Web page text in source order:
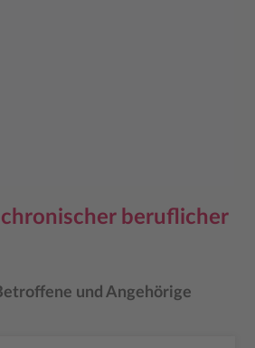
beruflicher
und Angehörige